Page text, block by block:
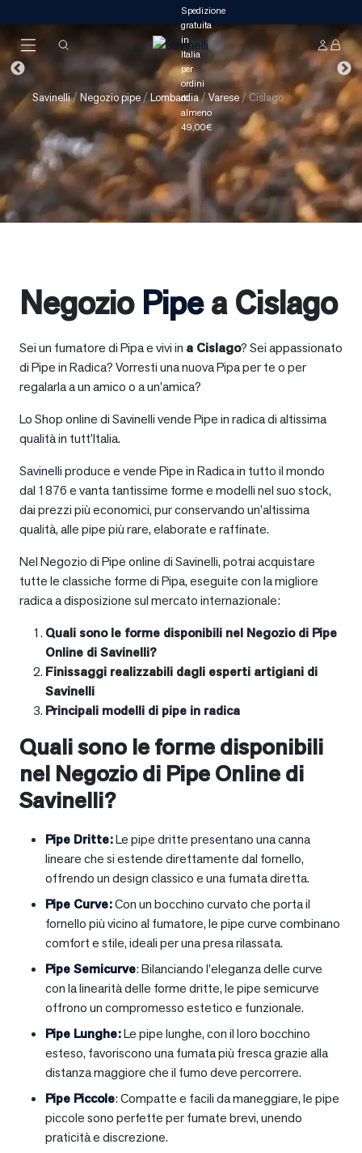
Savinelli/ Negozio pipe/Lombardia/Varese /Cislago
Negozio Pipea Cislago
Sei un fumatore di Pipa e vivi in a Cislago? Sei appassionato
di Pipe in Radica? Vorresti una nuova Pipa per te o per
regalarla a un amico o a un’amica?
Lo Shop online di Savinelli vende Pipe in radica di altissima
qualità in tutt’Italia.
Savinelli produce e vende Pipe in Radica in tutto il mondo
dal 1876 e vanta tantissime forme e modelli nel suo stock,
dai prezzi più economici, pur conservando un’altissima
qualità, alle pipe più rare, elaborate e raffinate.
Nel Negozio di Pipe online di Savinelli, potrai acquistare
tutte le classiche forme di Pipa, eseguite con la migliore
radica a disposizione sul mercato internazionale:
Quali sono le forme disponibili nel Negozio di Pipe
Online di Savinelli?
Finissaggi realizzabili dagli esperti artigiani di
Savinelli
Principali modelli di pipe in radica
Quali sono le forme disponibili
nel Negozio di Pipe Online di
Savinelli?
Pipe Dritte:Le pipe dritte presentano una canna
lineare che si estende direttamente dal fornello,
offrendo un design classico e una fumata diretta.
Pipe Curve:Con un bocchino curvato che porta il
fornello più vicino al fumatore, le pipe curve combinano
comfort e stile, ideali per una presa rilassata.
Pipe Semicurve: Bilanciando l’eleganza delle curve
con la linearità delle forme dritte, le pipe semicurve
offrono un compromesso estetico e funzionale.
Pipe Lunghe:Le pipe lunghe, con il loro bocchino
esteso, favoriscono una fumata più fresca grazie alla
distanza maggiore che il fumo deve percorrere.
Pipe Piccole: Compatte e facili da maneggiare, le pipe
piccole sono perfette per fumate brevi, unendo
praticità e discrezione.